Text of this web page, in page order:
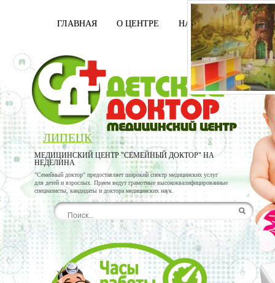
ГЛАВНАЯ О ЦЕНТРЕ НАШИ ВРАЧИ
ЛИПЕЦК
МЕДИЦИНСКИЙ ЦЕНТР "СЕМЕЙНЫЙ ДОКТОР" НА
НЕДЕЛИНА
"Семейный доктор" предоставляет широкий спектр медицинских услуг
для детей и взрослых. Прием ведут грамотные высококвалифицированные
специалисты, кандидаты и доктора медицинских наук.